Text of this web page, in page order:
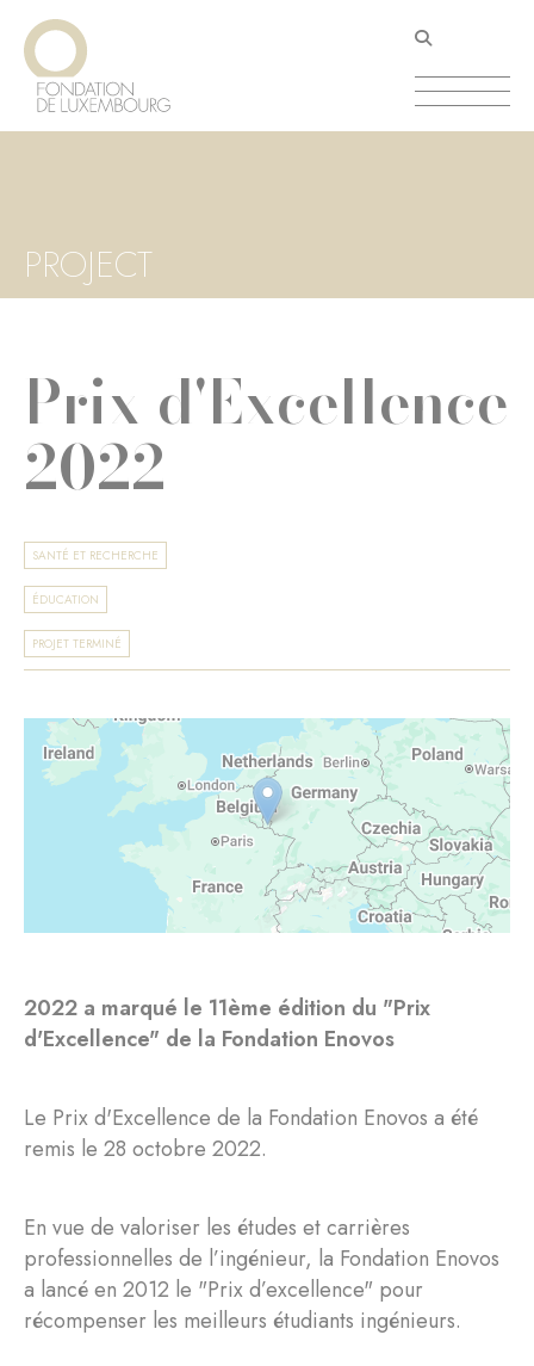
Aller
contenu
principal
PROJECT
Prix d'Excellence
2022
SANTÉ ET RECHERCHE
ÉDUCATION
PROJET TERMINÉ
2022 a marqué le 11ème édition du "Prix
d'Excellence" de la Fondation Enovos
Le Prix d'Excellence de la Fondation Enovos a été
remis le 28 octobre 2022.
En vue de valoriser les études et carrières
professionnelles de l’ingénieur, la Fondation Enovos
a lancé en 2012 le "Prix d’excellence" pour
récompenser les meilleurs étudiants ingénieurs.
Panneau de gestion des cookies